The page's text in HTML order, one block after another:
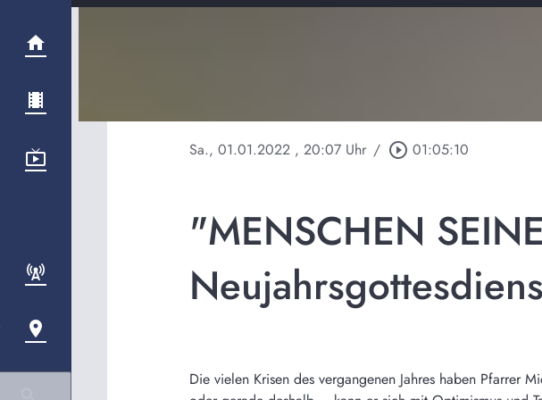
Sa., 01.01.2022 , 20:07 Uhr / play_circle_outline 01:05:10
"MENSCHEN
Die vielen Krisen des vergangenen Jahres haben Pfarrer